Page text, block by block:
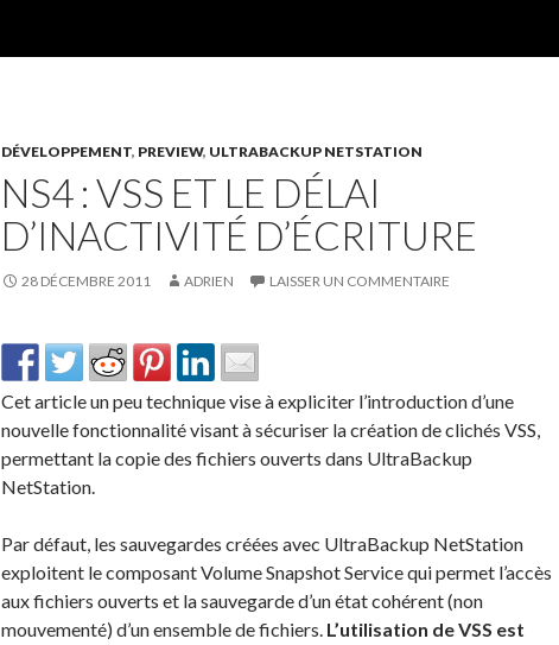
DÉVELOPPEMENT, PREVIEW, ULTRABACKUP NETSTATION
NS4 : VSS ET LE DÉLAI
D’INACTIVITÉ D’ÉCRITURE
28 DÉCEMBRE 2011 ADRIEN LAISSER UN COMMENTAIRE
Cet article un peu technique vise à expliciter l’introduction d’une
nouvelle fonctionnalité visant à sécuriser la création de clichés VSS,
permettant la copie des fichiers ouverts dans UltraBackup
NetStation.
Par défaut, les sauvegardes créées avec UltraBackup NetStation
exploitent le composant Volume Snapshot Service qui permet l’accès
aux fichiers ouverts et la sauvegarde d’un état cohérent (non
mouvementé) d’un ensemble de fichiers. L’utilisation de VSS est